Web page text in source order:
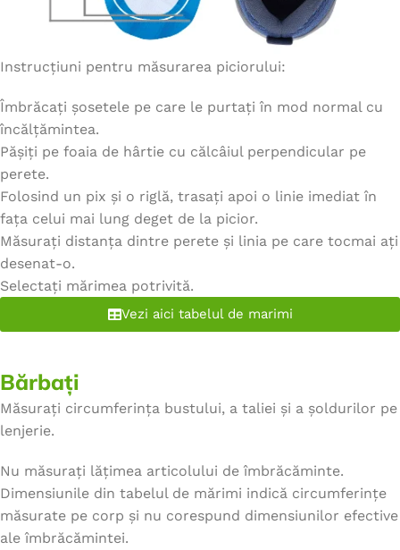
Instrucțiuni pentru măsurarea piciorului:
Îmbrăcați șosetele pe care le purtați în mod normal cu
încălțămintea.
Pășiți pe foaia de hârtie cu călcâiul perpendicular pe
perete.
Folosind un pix și o riglă, trasați apoi o linie imediat în
fața celui mai lung deget de la picior.
Măsurați distanța dintre perete și linia pe care tocmai ați
desenat-o.
Selectați mărimea potrivită.
Vezi aici tabelul de marimi
Bărbați
Măsurați circumferința bustului, a taliei și a șoldurilor pe
lenjerie.
Nu măsurați lățimea articolului de îmbrăcăminte.
Dimensiunile din tabelul de mărimi indică circumferințe
măsurate pe corp și nu corespund dimensiunilor efective
ale îmbrăcămintei.